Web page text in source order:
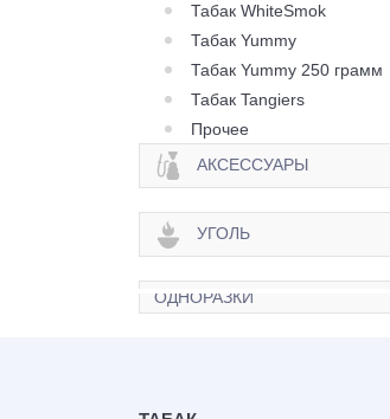
Табак WhiteSmok
Табак Yummy
Табак Yummy 250 грамм
Табак Tangiers
Прочее
АКСЕССУАРЫ
УГОЛЬ
ОДНОРАЗКИ
Табак Heven Jelly Cola
грамм
420 грн.